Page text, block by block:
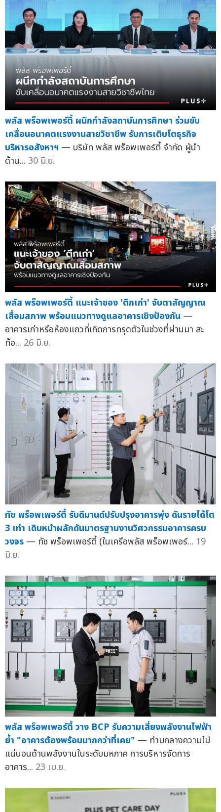
พลัส พร็อพเพอร์ตี้ ผนึกกำลังสถาบันการศึกษา ร่วมขับ
เคลื่อนอนาคตแรงงานสายวิชาชีพ รับการเติบโตธุรกิจ
บริหารอสังหาฯ — บริษัท พลัส พร็อพเพอร์ตี้ จำกัด ผู้นำ
ด้าน... 30 มิ.ย.
พลัส พร็อพเพอร์ตี้ แนะเจ้าของ 'ตึกเก่า' จับตาสัญญาณ
เสื่อมสภาพ พร้อมแนวทางดูแลอาคารเชิงป้องกัน —
อาคารเก่าหรือห้องแถวที่เกิดการทรุดตัวในช่วงที่ผ่านมา สะ
ท้อ... 26 มิ.ย.
ทัช พร็อพเพอร์ตี้ รับดีมานด์ปรับปรุงอาคารพุ่ง ดันรายได้โต
3 เท่า เดินหน้าผลักดันมาตรฐานงานวิศวกรรมอาคารครบ
วงจร — ทัช พร็อพเพอร์ตี้ (ในเครือพลัส พร็อพเพอร์... 19
มิ.ย.
พลัส พร็อพเพอร์ตี้ วาง BCP รับความเสี่ยงพลังงานไฟฟ้า
ย้ำ "อาคารต้องพร้อมมากกว่าที่เคย" — ท่ามกลางความไม่
แน่นอนด้านพลังงานในระดับมหภาค การบริหารจัดการ
อาคาร... 23 เม.ย.